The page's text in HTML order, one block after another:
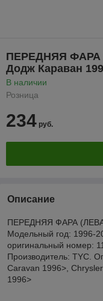
ПЕРЕДНЯЯ ФАРА
Додж Караван
В наличии
Розница
234 руб.
Описание
ПЕРЕДНЯЯ ФАРА
Модельный год: 1996-
оригинальный номер:
Производитель: TYC.
Caravan 1996>,
1996>